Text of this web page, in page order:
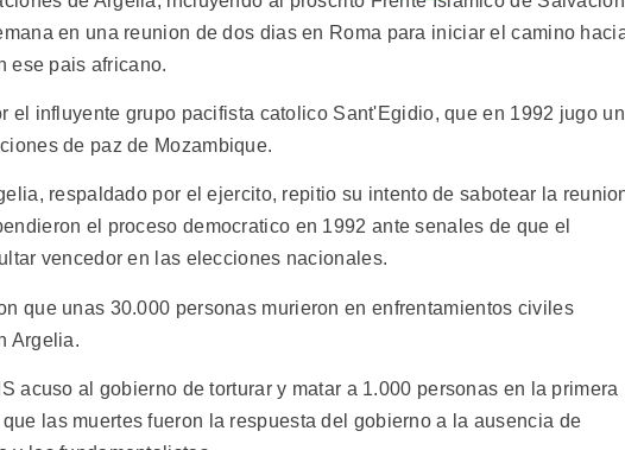
en una reunion de dos dias en Roma para iniciar el camino
ese pais africano.
el influyente grupo pacifista catolico Sant'Egidio, que en 1992 jugo un
de paz de Mozambique.
respaldado por el ejercito, repitio su intento de sabotear la
el proceso democratico en 1992 ante senales de que el
vencedor en las elecciones nacionales.
que unas 30.000 personas murieron en enfrentamientos civiles
Argelia.
acuso al gobierno de torturar y matar a 1.000 personas en la primera
las muertes fueron la respuesta del gobierno a la ausencia de